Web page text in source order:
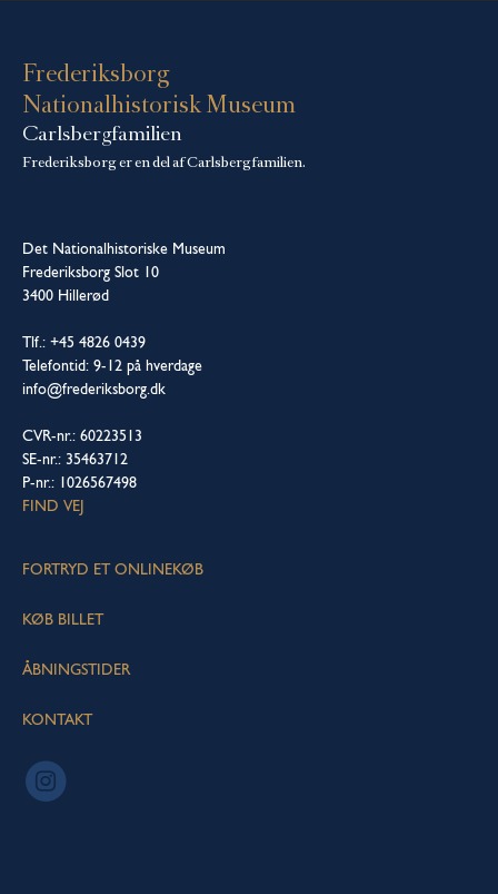
Frederiksborg
Nationalhistorisk Museum
Carlsbergfamilien
Frederiksborg er en del af Carlsbergfamilien.
Det Nationalhistoriske Museum
Frederiksborg Slot 10
3400 Hillerød
Tlf.: +45 4826 0439
Telefontid: 9-12 på hverdage
info@frederiksborg.dk
CVR-nr.: 60223513
SE-nr.: 35463712
P-nr.: 1026567498
FIND VEJ
FORTRYD ET ONLINEKØB
KØB BILLET
ÅBNINGSTIDER
KONTAKT